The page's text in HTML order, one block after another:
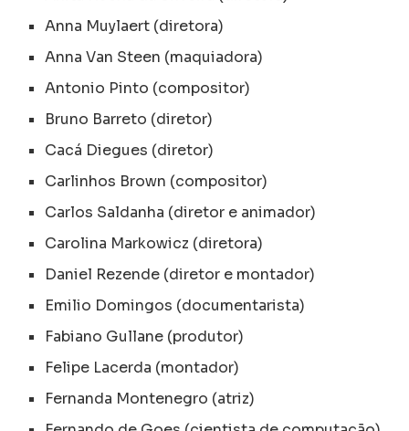
Anna Muylaert (diretora)
Anna Van Steen (maquiadora)
Antonio Pinto (compositor)
Bruno Barreto (diretor)
Cacá Diegues (diretor)
Carlinhos Brown (compositor)
Carlos Saldanha (diretor e animador)
Carolina Markowicz (diretora)
Daniel Rezende (diretor e montador)
Emilio Domingos (documentarista)
Fabiano Gullane (produtor)
Felipe Lacerda (montador)
Fernanda Montenegro (atriz)